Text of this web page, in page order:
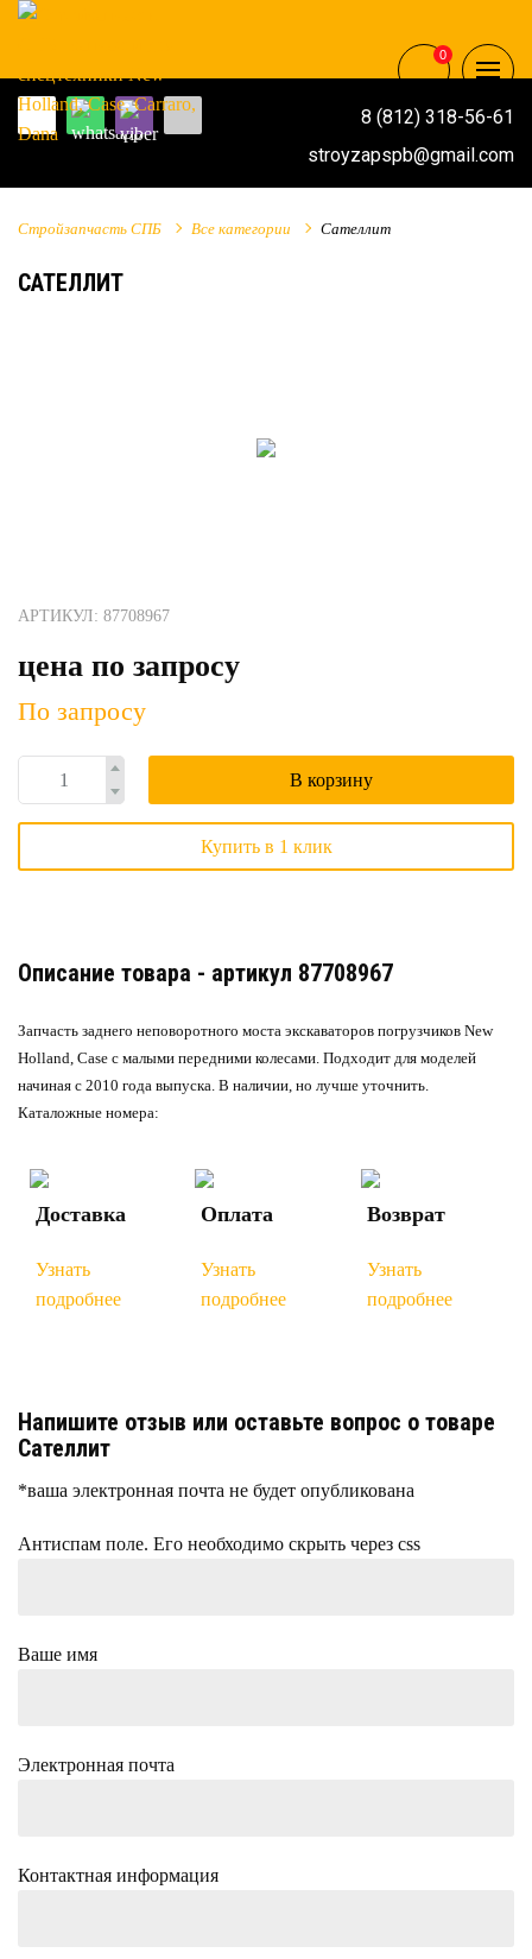
8 (812) 318-56-61
stroyzapspb@gmail.com
0
Стройзапчасть СПБ Все категории Сателлит
САТЕЛЛИТ
АРТИКУЛ: 87708967
цена по запросу
По запросу
В корзину
Купить в 1 клик
Описание товара - артикул 87708967
Запчасть заднего неповоротного моста экскаваторов погрузчиков New
Holland, Case с малыми передними колесами. Подходит для моделей
начиная с 2010 года выпуска. В наличии, но лучше уточнить.
Каталожные номера:
Доставка
Узнать
подробнее
Оплата
Узнать
подробнее
Возврат
Узнать
подробнее
Напишите отзыв или оставьте вопрос о товаре
Сателлит
*ваша электронная почта не будет опубликована
Антиспам поле. Его необходимо скрыть через css
Ваше имя
Электронная почта
Контактная информация